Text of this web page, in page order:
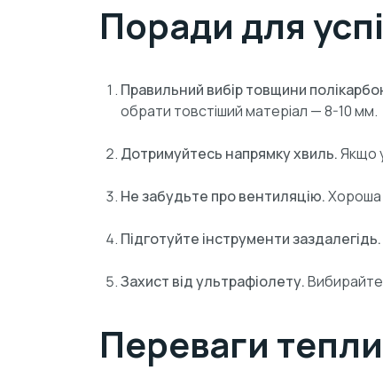
Поради для
Правильний вибір товщини
обрати товстіший матеріал — 8-10 мм.
Дотримуйтесь напрямку хвиль.Якщо
Не забудьте про вентиляцію.Хороша
Підготуйте інструменти заздалегідь.
Захист від ультрафіолету.Вибирайте
Переваги